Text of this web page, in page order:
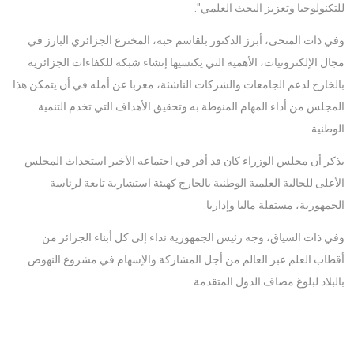
للتكنولوجيا وتعزيز البحث العلمي".
وفي ذات المنحى، أبرز الدكتور بلقاسم حبة، المخترع الجزائري البارز في
مجال الإلكترونيات، الأهمية التي يكتسيها إنشاء شبكة للكفاءات الجزائرية
بالخارج لدعم الجامعات والشركات الناشئة، معربا عن أمله في أن يتمكن هذا
المجلس من أداء المهام المنوطة به وتحقيق الأهداف التي تخدم التنمية
الوطنية.
يذكر أن مجلس الوزراء كان قد أقر في اجتماعه الأخير استحداث المجلس
الأعلى للجالية العلمية الوطنية بالخارج كهيئة استشارية تابعة لرئاسة
الجمهورية، مستقلة ماليا وإداريا.
وفي ذات السياق، وجه رئيس الجمهورية نداء إلى كل أبناء الجزائر من
أقطاب العلم عبر العالم من أجل المشاركة والإسهام في مشروع النهوض
بالبلاد لبلوغ مصاف الدول المتقدمة.